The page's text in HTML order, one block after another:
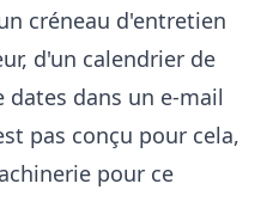
créneau d'entretien
d'un calendrier de
dates dans un e-mail
pas conçu pour cela,
pour ce